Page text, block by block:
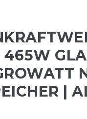
465W
|